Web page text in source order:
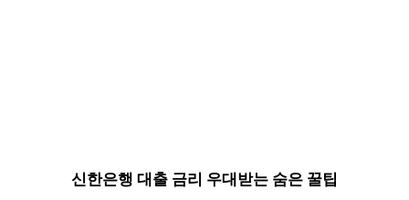
신한은행 대출 금리 우대받는 숨은 꿀팁